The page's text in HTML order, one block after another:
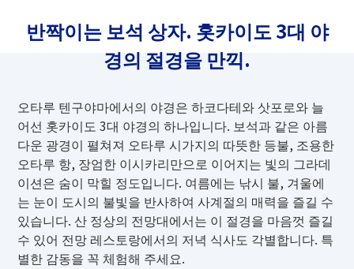
반짝이는 보석 상자. 홋카이도 3대 야
경의 절경을 만끽.
오타루 텐구야마에서의 야경은 하코다테와 삿포로와 늘
어선 홋카이도 3대 야경의 하나입니다. 보석과 같은 아름
다운 광경이 펼쳐져 오타루 시가지의 따뜻한 등불, 조용한
오타루 ​​항, 장엄한 이시카리만으로 이어지는 빛의 그라데
이션은 숨이 막힐 정도입니다. 여름에는 낚시 불, 겨울에
는 눈이 도시의 불빛을 반사하여 사계절의 매력을 즐길 수
있습니다. 산 정상의 전망대에서는 이 절경을 마음껏 즐길
수 있어 전망 레스토랑에서의 저녁 식사도 각별합니다. 특
별한 감동을 꼭 체험해 주세요.